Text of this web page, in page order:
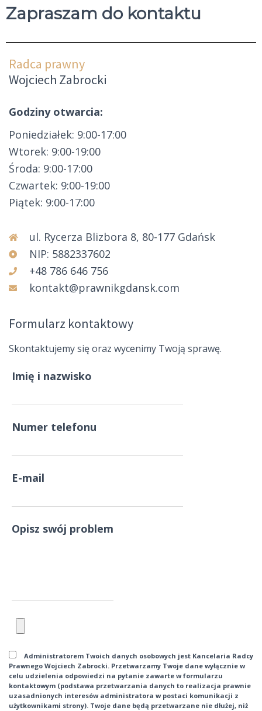
Zapraszam do kontaktu
Radca prawny
Wojciech Zabrocki
Godziny otwarcia:
Poniedziałek: 9:00-17:00
Wtorek: 9:00-19:00
Środa: 9:00-17:00
Czwartek: 9:00-19:00
Piątek: 9:00-17:00
ul. Rycerza Blizbora 8, 80-177 Gdańsk
NIP: 5882337602
+48 786 646 756
kontakt@prawnikgdansk.com
Formularz kontaktowy
Skontaktujemy się oraz wycenimy Twoją sprawę.
Imię i nazwisko
Numer telefonu
E-mail
Opisz swój problem
Administratorem Twoich danych osobowych jest Kancelaria Radcy
Prawnego Wojciech Zabrocki. Przetwarzamy Twoje dane wyłącznie w
celu udzielenia odpowiedzi na pytanie zawarte w formularzu
kontaktowym (podstawa przetwarzania danych to realizacja prawnie
uzasadnionych interesów administratora w postaci komunikacji z
użytkownikami strony). Twoje dane będą przetwarzane nie dłużej, niż